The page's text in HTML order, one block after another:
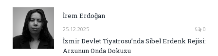
İrem Erdoğan
25.12.2025 0
İzmir Devlet Tiyatrosu’nda Sibel Erdenk Rejisi:
Arzunun Onda Dokuzu